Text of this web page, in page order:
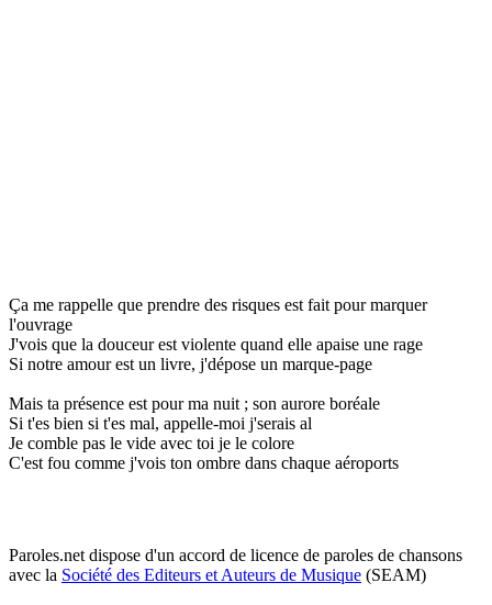
Ça me rappelle que prendre des risques est fait pour marquer
l'ouvrage
J'vois que la douceur est violente quand elle apaise une rage
Si notre amour est un livre, j'dépose un marque-page
Mais ta présence est pour ma nuit ; son aurore boréale
Si t'es bien si t'es mal, appelle-moi j'serais al
Je comble pas le vide avec toi je le colore
C'est fou comme j'vois ton ombre dans chaque aéroports
Paroles.net dispose d'un accord de licence de paroles de chansons
avec la Société des Editeurs et Auteurs de Musique (SEAM)